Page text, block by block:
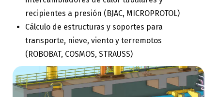
recipientes a presión (BJAC, MICROPROTOL)
Cálculo de estructuras y soportes para
transporte, nieve, viento y terremotos
(ROBOBAT, COSMOS, STRAUSS)